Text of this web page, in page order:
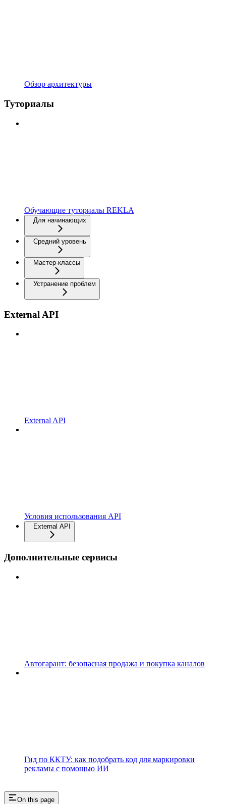
Обзор архитектуры
Туториалы
Обучающие туториалы REKLA
Для начинающих
Средний уровень
Мастер-классы
Устранение проблем
External API
External API
Условия использования API
External API
Дополнительные сервисы
Автогарант: безопасная продажа и покупка каналов
Гид по ККТУ: как подобрать код для маркировки
рекламы с помощью ИИ
On this page